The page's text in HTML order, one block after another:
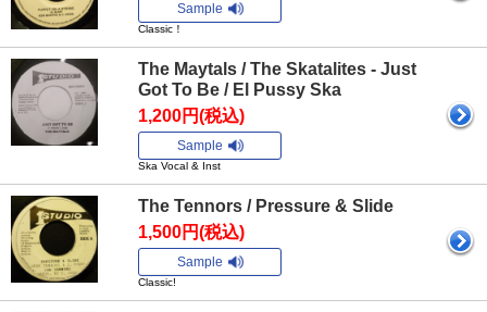
Sample
Classic！
The Maytals / The Skatalites - Just
Got To Be / El Pussy Ska
1,200円(税込)
Sample
Ska Vocal & Inst
The Tennors / Pressure & Slide
1,500円(税込)
Sample
Classic!